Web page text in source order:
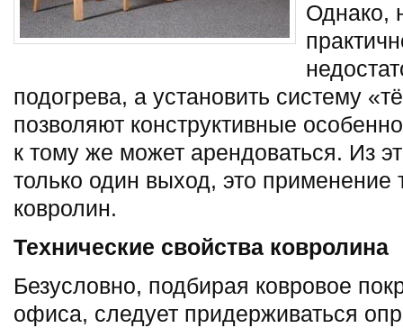
Однако,
подогрева, а установить систему
позволяют конструктивные
к тому же может арендоваться. Из
только один выход, это применение
ковролин.
Технические свойства ковролина
Безусловно, подбирая ковровое
офиса, следует придерживаться